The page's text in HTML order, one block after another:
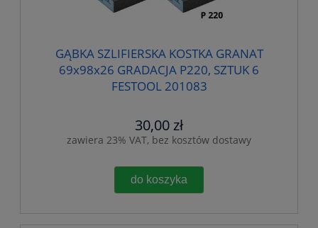
GĄBKA SZLIFIERSKA KOSTKA GRANAT
69x98x26 GRADACJA P220, SZTUK 6
FESTOOL 201083
30,00 zł
zawiera 23% VAT, bez kosztów dostawy
do koszyka